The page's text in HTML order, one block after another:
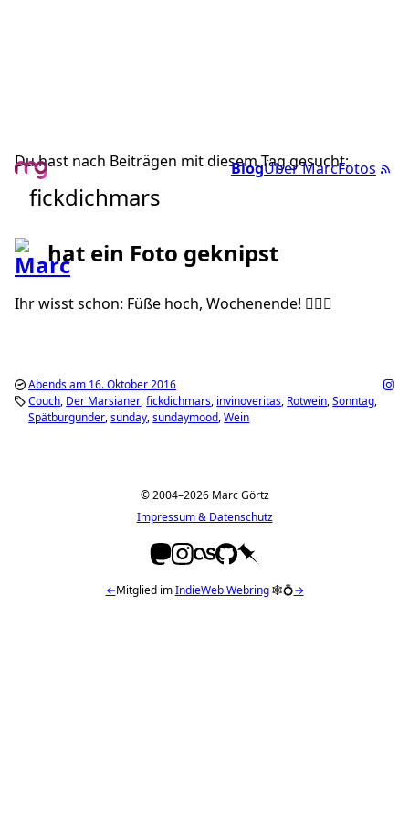
BlogÜber MarcFotos
Du hast nach Beiträgen mit diesem Tag gesucht:
fickdichmars
hat ein Foto geknipst
Ihr wisst schon: Füße hoch, Wochenende! 👌🏼🍷
Abends am 16. Oktober 2016
Couch Der Marsianer fickdichmars invinoveritas Rotwein Sonntag
Spätburgunder sunday sundaymood Wein
© 2004–2026 Marc Görtz
Impressum & Datenschutz
←Mitglied imIndieWeb Webring🕸💍→